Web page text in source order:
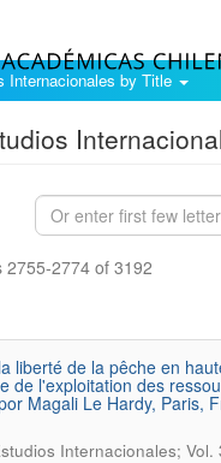
Internacionales by Title
2755-2774 of 3192
liberté de la pêche en
de l'exploitation des
Magali Le Hardy, Paris,
Internacionales; Vol.